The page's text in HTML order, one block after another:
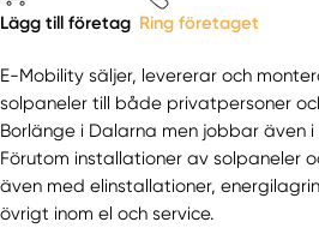
Lägg till företag Ring företaget
E-Mobility säljer, levererar och
solpaneler till både privatpersoner
Borlänge i Dalarna men jobbar även
Förutom installationer av solpaneler
även med elinstallationer,
övrigt inom el och service.